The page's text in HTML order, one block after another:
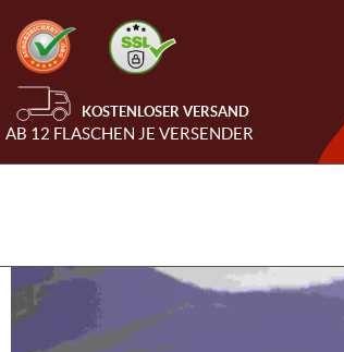
KOSTENLOSER VERSAND
AB 12 FLASCHEN JE VERSENDER